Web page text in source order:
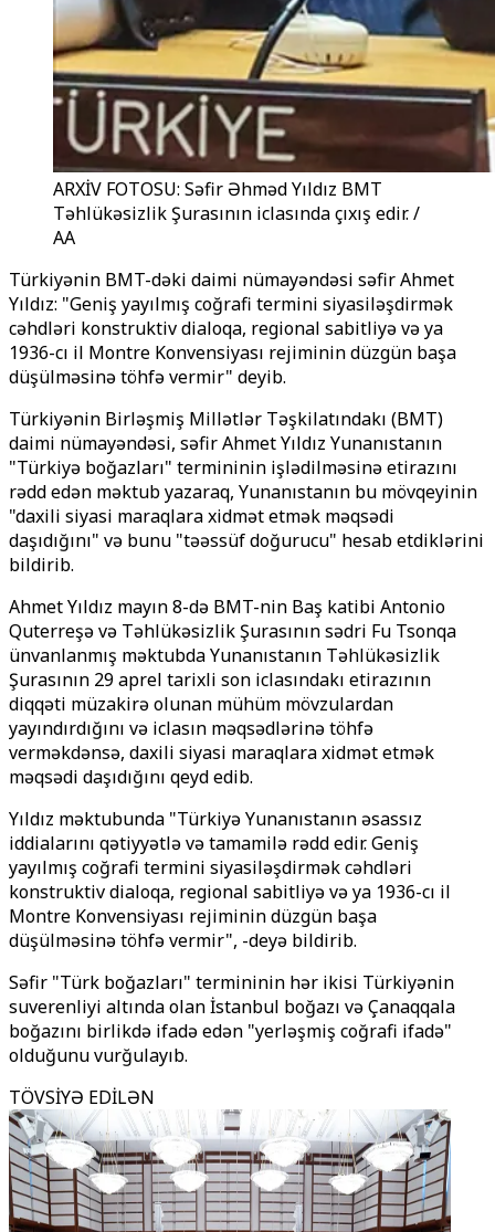
ARXİV FOTOSU: Səfir Əhməd Yıldız BMT
Təhlükəsizlik Şurasının iclasında çıxış edir. /
AA
Türkiyənin BMT-dəki daimi nümayəndəsi səfir Ahmet
Yıldız: "Geniş yayılmış coğrafi termini siyasiləşdirmək
cəhdləri konstruktiv dialoqa, regional sabitliyə və ya
1936-cı il Montre Konvensiyası rejiminin düzgün başa
düşülməsinə töhfə vermir" deyib.
Türkiyənin Birləşmiş Millətlər Təşkilatındakı (BMT)
daimi nümayəndəsi, səfir Ahmet Yıldız Yunanıstanın
"Türkiyə boğazları" termininin işlədilməsinə etirazını
rədd edən məktub yazaraq, Yunanıstanın bu mövqeyinin
"daxili siyasi maraqlara xidmət etmək məqsədi
daşıdığını" və bunu "təəssüf doğurucu" hesab etdiklərini
bildirib.
Ahmet Yıldız mayın 8-də BMT-nin Baş katibi Antonio
Quterreşə və Təhlükəsizlik Şurasının sədri Fu Tsonqa
ünvanlanmış məktubda Yunanıstanın Təhlükəsizlik
Şurasının 29 aprel tarixli son iclasındakı etirazının
diqqəti müzakirə olunan mühüm mövzulardan
yayındırdığını və iclasın məqsədlərinə töhfə
verməkdənsə, daxili siyasi maraqlara xidmət etmək
məqsədi daşıdığını qeyd edib.
Yıldız məktubunda "Türkiyə Yunanıstanın əsassız
iddialarını qətiyyətlə və tamamilə rədd edir. Geniş
yayılmış coğrafi termini siyasiləşdirmək cəhdləri
konstruktiv dialoqa, regional sabitliyə və ya 1936-cı il
Montre Konvensiyası rejiminin düzgün başa
düşülməsinə töhfə vermir", -deyə bildirib.
Səfir "Türk boğazları" termininin hər ikisi Türkiyənin
suverenliyi altında olan İstanbul boğazı və Çanaqqala
boğazını birlikdə ifadə edən "yerləşmiş coğrafi ifadə"
olduğunu vurğulayıb.
TÖVSİYƏ EDİLƏN